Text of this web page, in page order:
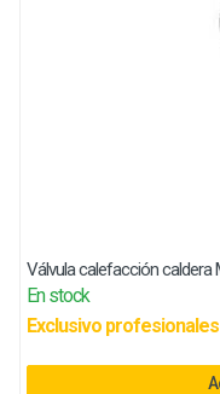
Válvula calefacción
En stock
Exclusivo profesionales